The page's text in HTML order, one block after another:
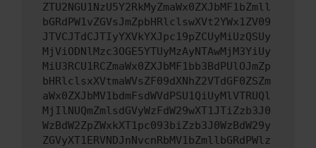
ZTU2NGU1NzU5Y2RkMyZmaWx0ZXJbMF1bZmll
bGRdPW1vZGVsJmZpbHRlclswXVt2YWx1ZV09
JTVCJTdCJTIyYXVkYXJpc19pZCUyMiUzQSUy
MjViODNlMzc3OGE5YTUyMzAyNTAwMjM3YiUy
MiU3RCU1RCZmaWx0ZXJbMF1bb3BdPUlOJmZp
bHRlclsxXVtmaWVsZF09dXNhZ2VTdGF0ZSZm
aWx0ZXJbMV1bdmFsdWVdPSU1QiUyMlVTRUQl
MjIlNUQmZmlsdGVyWzFdW29wXT1JTiZzb3J0
WzBdW2ZpZWxkXT1pc093biZzb3J0WzBdW29y
ZGVyXT1ERVNDJnNvcnRbMV1bZmllbGRdPWlz